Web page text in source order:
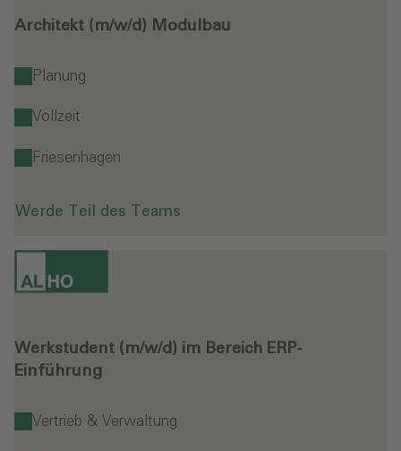
Architekt (m/w/d) Modulbau
Planung
Vollzeit
Friesenhagen
Werde Teil des Teams
Werkstudent (m/w/d) im Bereich ERP-
Einführung
Vertrieb & Verwaltung